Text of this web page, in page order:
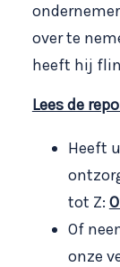
over te
heeft hij
Lees de
Heeft
tot Z:
Of
onze